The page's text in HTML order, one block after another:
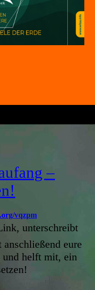
–
vqzpm
unterschreibt
eure
helft mit, ein